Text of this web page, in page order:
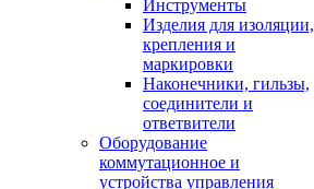
Инструменты
Изделия для изоляции,
крепления и
маркировки
Наконечники, гильзы,
соединители и
ответвители
Оборудование
коммутационное и
устройства управления